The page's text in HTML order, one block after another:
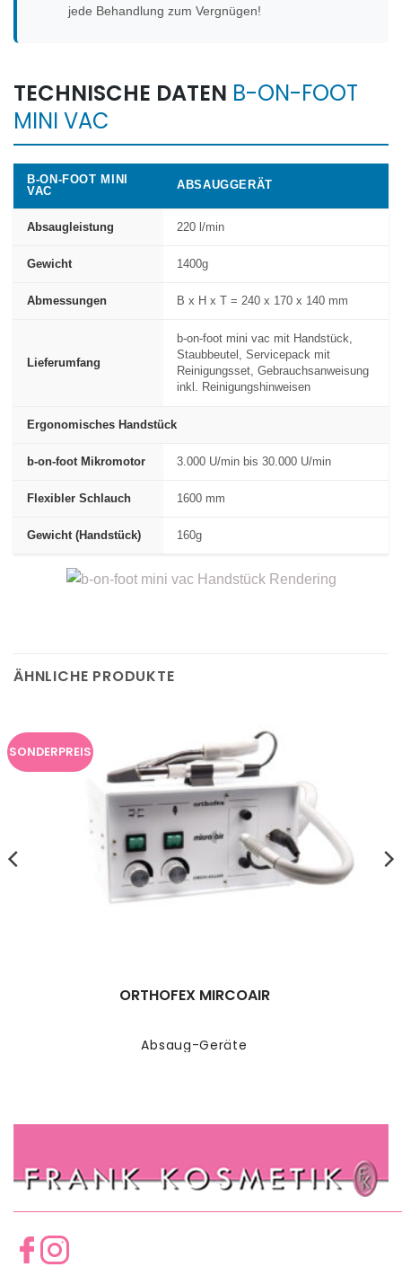
jede Behandlung zum Vergnügen!
TECHNISCHE DATEN B-ON-FOOT
MINI VAC
B-ON-FOOT MINI
VAC
ABSAUGGERÄT
Absaugleistung 220 l/min
Gewicht 1400g
Abmessungen B x H x T = 240 x 170 x 140 mm
Lieferumfang
b-on-foot mini vac mit Handstück,
Staubbeutel, Servicepack mit
Reinigungsset, Gebrauchsanweisung
inkl. Reinigungshinweisen
Ergonomisches Handstück
b-on-foot Mikromotor 3.000 U/min bis 30.000 U/min
Flexibler Schlauch 1600 mm
Gewicht (Handstück) 160g
ÄHNLICHE PRODUKTE
SONDERPREIS
Absaug-Geräte
ORTHOFEX MIRCOAIR